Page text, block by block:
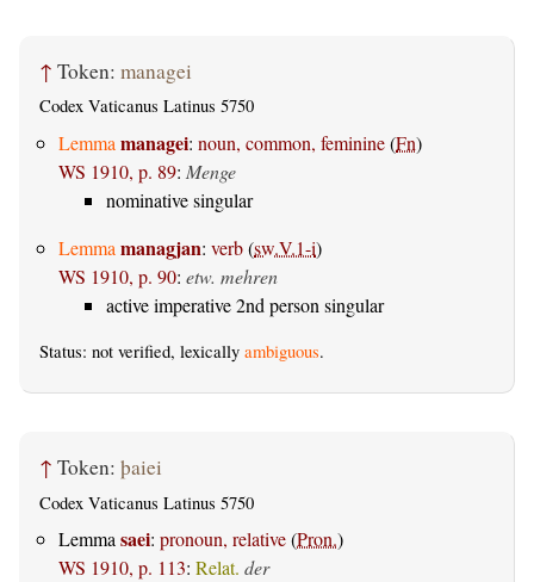
↑ Token: managei
Codex Vaticanus Latinus 5750
Lemma managei: noun, common, feminine(Fn)
WS 1910, p. 89: Menge
nominative singular
Lemma managjan: verb(sw.V.1-i)
WS 1910, p. 90: etw. mehren
active imperative 2nd person singular
Status: not verified, lexically ambiguous.
↑ Token: þaiei
Codex Vaticanus Latinus 5750
Lemma saei: pronoun, relative(Pron.)
WS 1910, p. 113: Relat. der